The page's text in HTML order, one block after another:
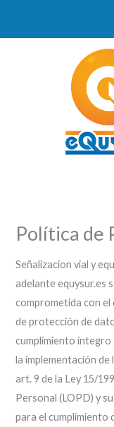
Política de
Señalizacion vial y
adelante equysur.es
comprometida con el
de protección de
cumplimiento íntegro
la implementación de
art. 9 de la Ley 15/
Personal (LOPD) y
para el cumplimiento